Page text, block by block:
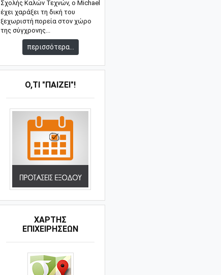
Σχολής Καλών Τεχνών, ο Michael
έχει χαράξει τη δική του
ξεχωριστή πορεία στον χώρο
της σύγχρονης...
περισσότερα...
Ό,ΤΙ "ΠΑΊΖΕΙ"!
ΧΑΡΤΗΣ
ΕΠΙΧΕΙΡΗΣΕΩΝ